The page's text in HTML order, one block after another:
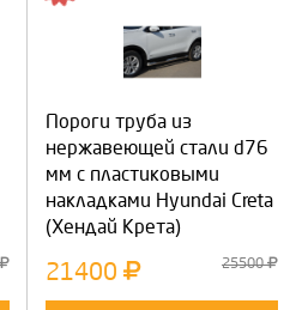
Пороги труба из
нержавеющей стали d76
мм с пластиковыми
накладками Hyundai Creta
(Хендай Крета)
21400 25500